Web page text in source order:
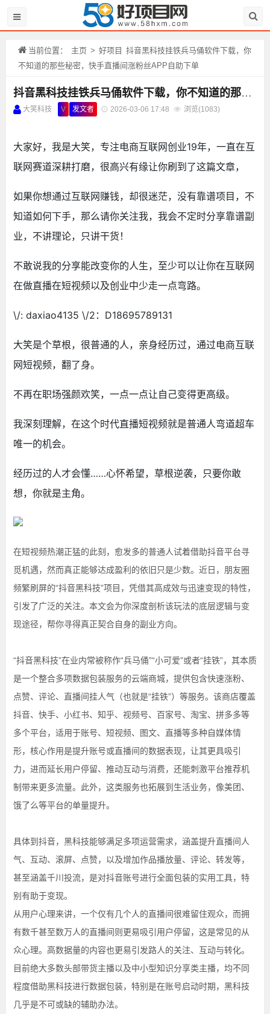
当前位置： 主页 > 好项目 抖音黑科技挂铁兵马俑软件下载，你
不知道的那些秘密，快手直播间涨粉丝APP自助下单
抖音黑科技挂铁兵马俑软件下载，你不知道的那些秘密，快手直播间涨粉丝APP自助下单
大笑科技 V 发文者 2026-03-06 17:48 浏览(1083)
大家好，我是大笑，专注电商互联网创业19年，一直在互
联网赛道深耕打磨，很高兴有缘让你刷到了这篇文章，
如果你想通过互联网赚钱，却很迷茫，没有靠谱项目，不
知道如何下手，那么请你关注我，我会不定时分享靠谱副
业，不讲理论，只讲干货！
不敢说我的分享能改变你的人生，至少可以让你在互联网
在做直播在短视频以及创业中少走一点弯路。
\/: daxiao4135 \/2：D18695789131
大笑是个草根，很普通的人，亲身经历过，通过电商互联
网短视频，翻了身。
不再在职场强颜欢笑，一点一点让自己变得更高级。
我深刻理解，在这个时代直播短视频就是普通人弯道超车
唯一的机会。
经历过的人才会懂……心怀希望，草根逆袭，只要你敢
想，你就是主角。
在短视频热潮正猛的此刻，愈发多的普通人试着借助抖音平台寻
觅机遇，然而真正能够达成盈利的依旧只是少数。近日，朋友圈
频繁刷屏的“抖音黑科技”项目，凭借其高成效与迅速变现的特性，
引发了广泛的关注。本文会为你深度剖析该玩法的底层逻辑与变
现途径，帮你寻得真正契合自身的副业方向。
“抖音黑科技”在业内常被称作“兵马俑”“小可爱”或者“挂铁”，其本质
是一个整合多项数据包装服务的云端商城，提供包含快速涨粉、
点赞、评论、直播间挂人气（也就是“挂铁”）等服务。该商店覆盖
抖音、快手、小红书、知乎、视频号、百家号、淘宝、拼多多等
多个平台，适用于账号、短视频、图文、直播等多种自媒体情
形，核心作用是提升账号或直播间的数据表现，让其更具吸引
力，进而延长用户停留、推动互动与消费，还能刺激平台推荐机
制带来更多流量。此外，这类服务也拓展到生活业务，像美团、
饿了么等平台的单量提升。
具体到抖音，黑科技能够满足多项运营需求，涵盖提升直播间人
气、互动、滚屏、点赞，以及增加作品播放量、评论、转发等，
甚至涵盖千川投流，是对抖音账号进行全面包装的实用工具，特
别有助于变现。
从用户心理来讲，一个仅有几个人的直播间很难留住观众，而拥
有数千甚至数万人的直播间则更易吸引用户停留，这是常见的从
众心理。高数据量的内容也更易引发路人的关注、互动与转化。
目前绝大多数头部带货主播以及中小型知识分享类主播，均不同
程度借助黑科技进行数据包装，特别是在账号启动时期，黑科技
几乎是不可或缺的辅助办法。